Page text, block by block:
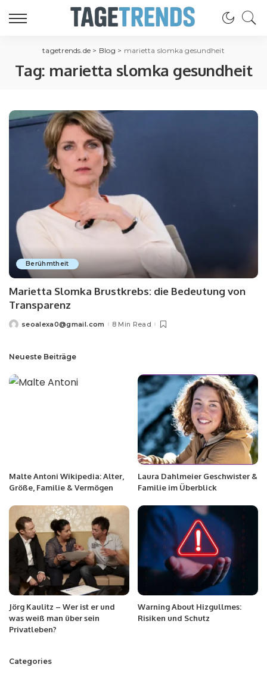
tagetrends.de > Blog > marietta slomka gesundheit
Tag: marietta slomka gesundheit
Berühmtheit
Marietta Slomka Brustkrebs: die Bedeutung von
Transparenz
seoalexa0@gmail.com 8 Min Read
Neueste Beiträge
Malte Antoni Wikipedia: Alter,
Größe, Familie & Vermögen
Laura Dahlmeier Geschwister &
Familie im Überblick
Jörg Kaulitz – Wer ist er und
was weiß man über sein
Privatleben?
Warning About Hizgullmes:
Risiken und Schutz
Categories